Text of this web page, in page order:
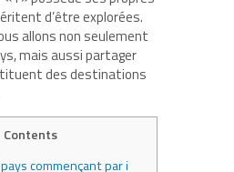
d’être explorées.
allons non seulement
mais aussi partager
des destinations
Contents
commençant par i